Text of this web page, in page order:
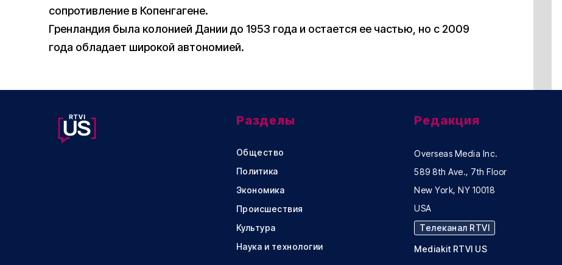
сопротивление в Копенгагене.
Гренландия была колонией Дании до 1953 года и остается ее частью, но с 2009
года обладает широкой автономией.
Разделы
Общество
Политика
Экономика
Происшествия
Культура
Наука и технологии
Редакция
Overseas Media Inc.
589 8th Ave., 7th Floor
New York, NY 10018
USA
Телеканал RTVI
Mediakit RTVI US